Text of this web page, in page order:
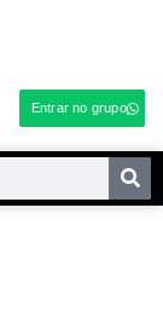
Entrar no grupo